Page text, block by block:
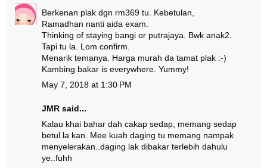
Berkenan plak dgn rm369 tu. Kebetulan,
Ramadhan nanti aida exam.
Thinking of staying bangi or putrajaya. Bwk anak2.
Tapi tu la. Lom confirm.
Menarik temanya. Harga murah da tamat plak :-)
Kambing bakar is everywhere. Yummy!
May 7, 2018 at 1:30 PM
JMR said...
Kalau khai bahar dah cakap sedap, memang sedap
betul la kan. Mee kuah daging tu memang nampak
menyelerakan..daging lak dibakar terlebih dahulu
ye..fuhh